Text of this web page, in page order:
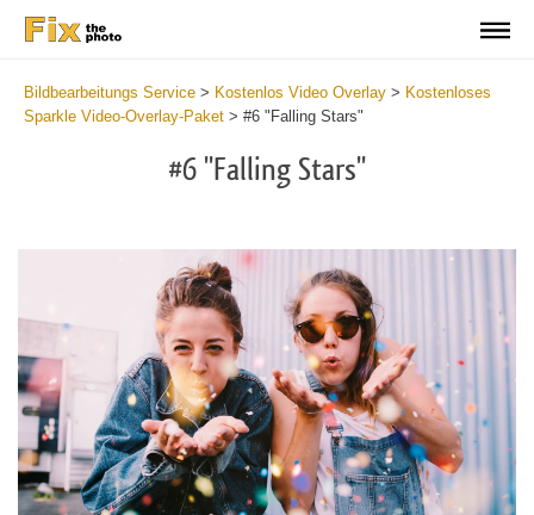
Bildbearbeitungs Service > Kostenlos Video Overlay > Kostenloses
Sparkle Video-Overlay-Paket > #6 "Falling Stars"
#6 "Falling Stars"